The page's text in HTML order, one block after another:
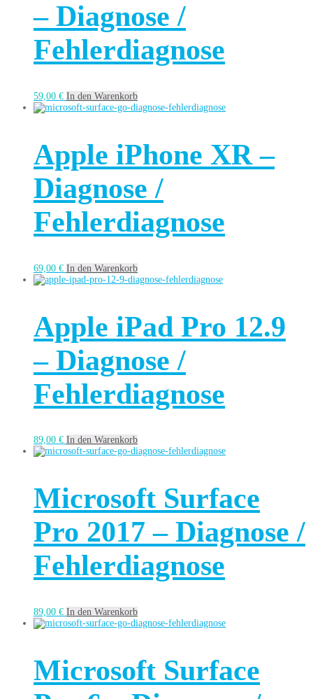
– Diagnose /
Fehlerdiagnose
59,00 € In den Warenkorb
Apple iPhone XR –
Diagnose /
Fehlerdiagnose
69,00 € In den Warenkorb
Apple iPad Pro 12.9
– Diagnose /
Fehlerdiagnose
89,00 € In den Warenkorb
Microsoft Surface
Pro 2017 – Diagnose /
Fehlerdiagnose
89,00 € In den Warenkorb
Microsoft Surface